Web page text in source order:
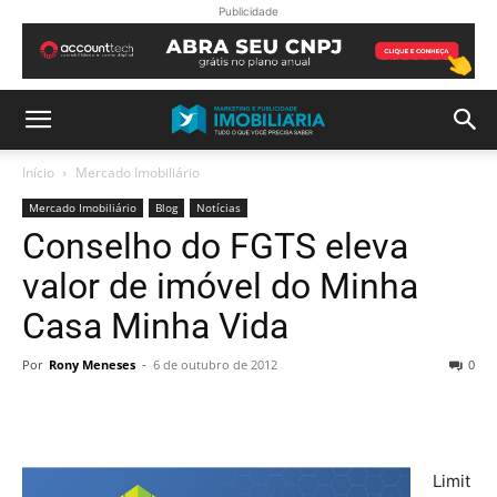
Publicidade
Início Mercado Imobiliário
Mercado Imobiliário Blog Notícias
Conselho do FGTS eleva
valor de imóvel do Minha
Casa Minha Vida
Por Rony Meneses - 6 de outubro de 2012 0
Limit